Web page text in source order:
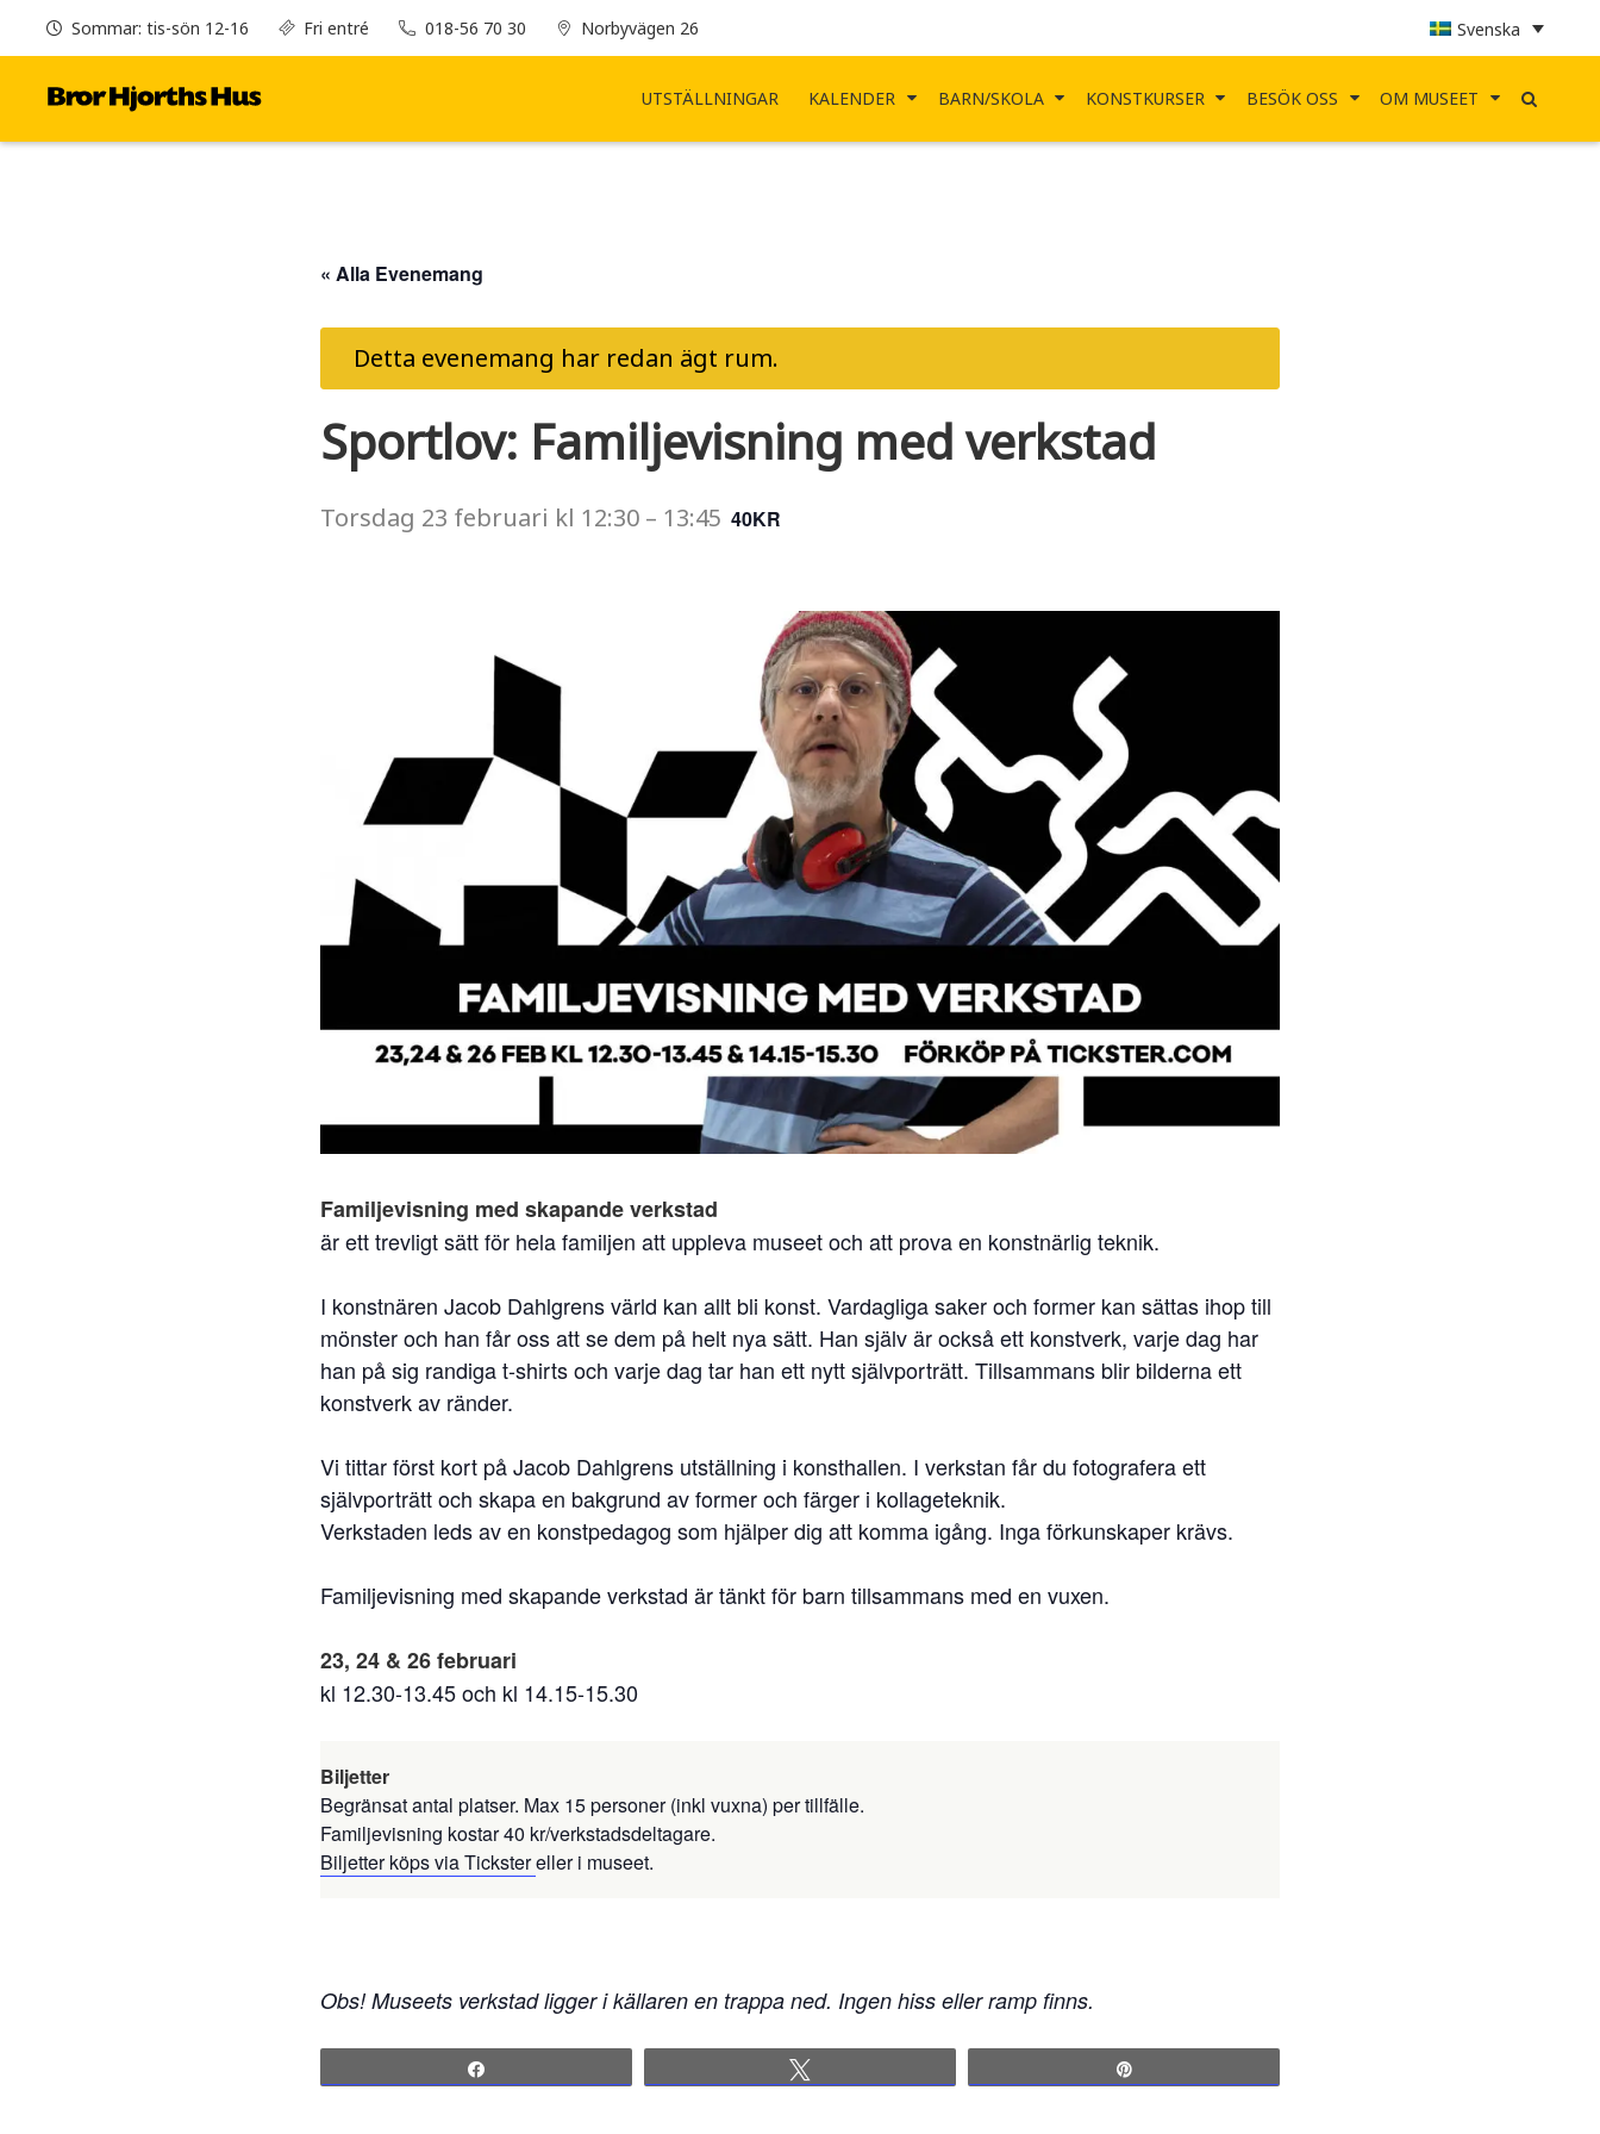
Sommar: tis-sön 12-16 Fri entré 018-56 70 30 Norbyvägen 26 Svenska
UTSTÄLLNINGAR KALENDER BARN/SKOLA KONSTKURSER BESÖK OSS OM MUSEET
« Alla Evenemang
Detta evenemang har redan ägt rum.
Sportlov: Familjevisning med verkstad
Torsdag 23 februari kl 12:30– 13:45 40KR
Familjevisning med skapande verkstad
är ett trevligt sätt för hela familjen att uppleva museet och att prova en konstnärlig teknik.
I konstnären Jacob Dahlgrens värld kan allt bli konst. Vardagliga saker och former kan sättas ihop till
mönster och han får oss att se dem på helt nya sätt. Han själv är också ett konstverk, varje dag har
han på sig randiga t-shirts och varje dag tar han ett nytt självporträtt. Tillsammans blir bilderna ett
konstverk av ränder.
Vi tittar först kort på Jacob Dahlgrens utställning i konsthallen. I verkstan får du fotografera ett
självporträtt och skapa en bakgrund av former och färger i kollageteknik.
Verkstaden leds av en konstpedagog som hjälper dig att komma igång. Inga förkunskaper krävs.
Familjevisning med skapande verkstad är tänkt för barn tillsammans med en vuxen.
23, 24 & 26 februari
kl 12.30-13.45 och kl 14.15-15.30
Biljetter
Begränsat antal platser. Max 15 personer (inkl vuxna) per tillfälle.
Familjevisning kostar 40 kr/verkstadsdeltagare.
Biljetter köps via Tickstereller i museet.
Obs! Museets verkstad ligger i källaren en trappa ned. Ingen hiss eller ramp finns.